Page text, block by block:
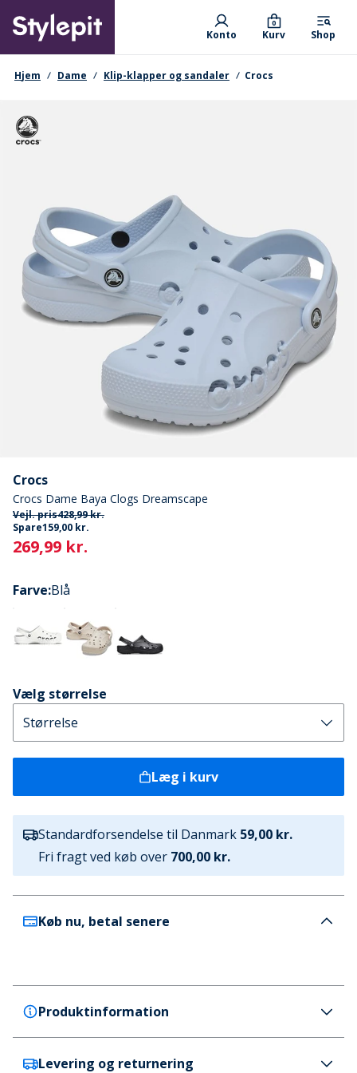
main
content
Primary departments
Konto Kurv
0
Shop
navigationssti
Hjem Dame Klip-klapper og sandaler Crocs
Crocs
Crocs Dame Baya Clogs Dreamscape
Vejl. pris428,99 kr.
Spare159,00 kr.
Current
269,99 kr.
Farve:Blå
Vælg størrelse
Læg i kurv
Standardforsendelse til Danmark 59,00 kr.
Fri fragt ved køb over 700,00 kr.
Køb nu, betal senere
Produktinformation
Crocs
Levering og returnering